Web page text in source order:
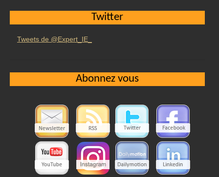
Twitter
Tweets de @Expert_IE_
Abonnez vous